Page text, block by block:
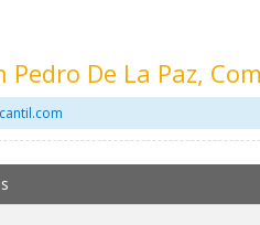
De La Paz,